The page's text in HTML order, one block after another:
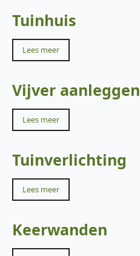
Tuinhuis
Lees meer
Vijver aanleggen
Lees meer
Tuinverlichting
Lees meer
Keerwanden